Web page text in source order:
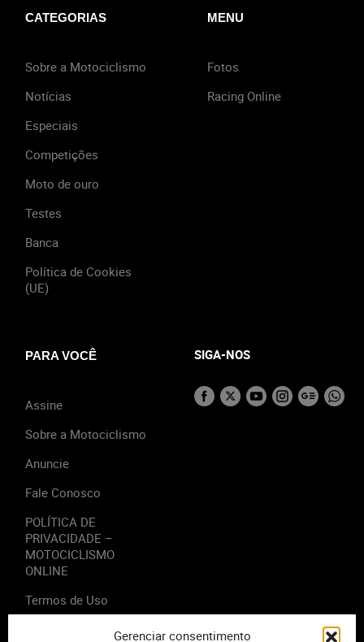
Gerenciar consentimento
CATEGORIAS
Sobre a Motociclismo
Notícias
Especiais
Competições
Moto de ouro
Testes
Banca
Política de Cookies
(UE)
MENU
Fotos
Racing Online
PARA VOCÊ
Assine
Sobre a Motociclismo
Anuncie
Fale Conosco
POLÍTICA DE
PRIVACIDADE –
MOTOCICLISMO
ONLINE
Termos de Uso
SIGA-NOS